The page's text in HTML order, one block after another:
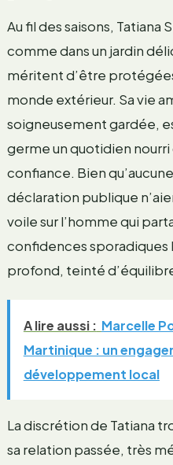
Au fil des saisons, Tatiana
comme dans un jardin
méritent d’être
monde extérieur. Sa vie
soigneusement gardée,
germe un quotidien
confiance. Bien
déclaration publique
voile sur l’homme qui
confidences sporadiques
profond, teinté
A lire aussi : Marcelle
Martinique : un
développement local
La discrétion de Tatiana
sa relation passée, très